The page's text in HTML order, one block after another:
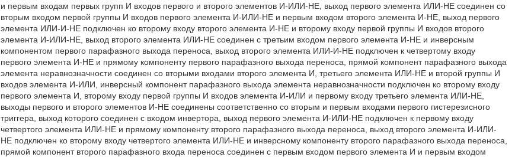
и первым входам первых групп И входов первого и второго элементов И-ИЛИ-НЕ, выход первого элемента ИЛИ-НЕ соединен со
вторым входом первой группы И входов первого элемента И-ИЛИ-НЕ и первым входом второго элемента И-НЕ, выход первого
элемента ИЛИ-И-НЕ подключен ко второму входу второго элемента И-НЕ и второму входу первой группы И входов второго
элемента И-ИЛИ-НЕ, выход второго элемента ИЛИ-НЕ соединен с третьим входом первого элемента И-НЕ и инверсным
компонентом первого парафазного выхода переноса, выход второго элемента ИЛИ-И-НЕ подключен к четвертому входу
первого элемента И-НЕ и прямому компоненту первого парафазного выхода переноса, прямой компонент парафазного выхода
элемента неравнозначности соединен со вторыми входами второго элемента И, третьего элемента ИЛИ-НЕ и второй группы И
входов элемента И-ИЛИ, инверсный компонент парафазного выхода элемента неравнозначности подключен ко второму входу
первого элемента И, второму входу первой группы И входов элемента И-ИЛИ и первому входу третьего элемента ИЛИ-НЕ,
выходы первого и второго элементов И-НЕ соединены соответственно со вторым и первым входами первого гистерезисного
триггера, выход которого соединен с входом инвертора, выход первого элемента И-ИЛИ-НЕ подключен к первому входу
четвертого элемента ИЛИ-НЕ и прямому компоненту второго парафазного выхода переноса, выход второго элемента И-ИЛИ-
НЕ подключен ко второму входу четвертого элемента ИЛИ-НЕ и инверсному компоненту второго парафазного выхода переноса,
прямой компонент второго парафазного входа переноса соединен с первым входом первого элемента И и первым входом